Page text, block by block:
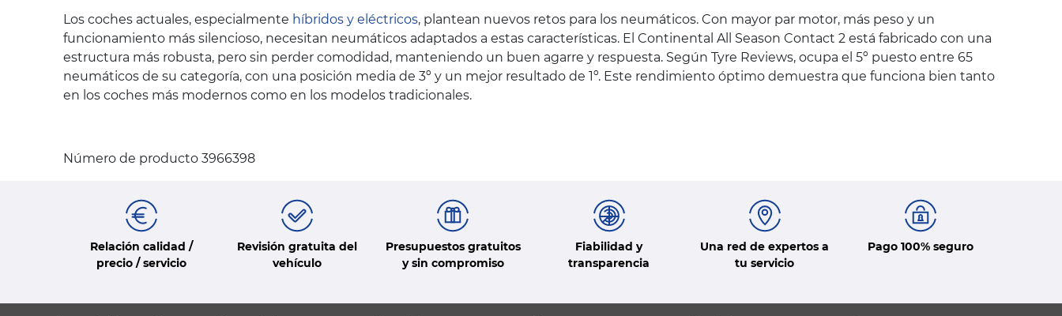
Los coches actuales, especialmente híbridos y eléctricos, plantean nuevos retos para los neumáticos. Con mayor par motor, más peso y un
funcionamiento más silencioso, necesitan neumáticos adaptados a estas características. El Continental All Season Contact 2 está fabricado con una
estructura más robusta, pero sin perder comodidad, manteniendo un buen agarre y respuesta. Según Tyre Reviews, ocupa el 5º puesto entre 65
neumáticos de su categoría, con una posición media de 3º y un mejor resultado de 1º. Este rendimiento óptimo demuestra que funciona bien tanto
en los coches más modernos como en los modelos tradicionales.
Número de producto 3966398
Relación calidad /
precio / servicio
Revisión gratuita del
vehículo
Presupuestos gratuitos
y sin compromiso
Fiabilidad y
transparencia
Una red de expertos a
tu servicio
Pago 100% seguro